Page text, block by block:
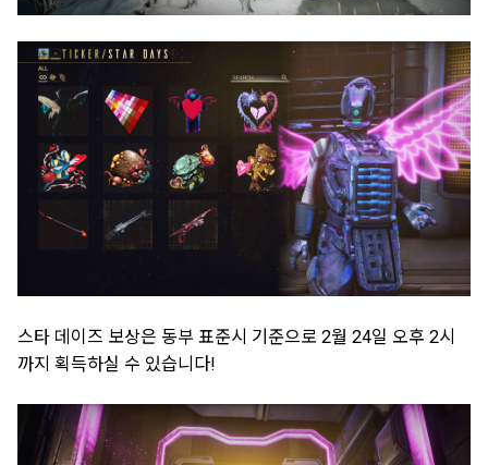
스타 데이즈 보상은 동부 표준시 기준으로 2월 24일 오후 2시
까지 획득하실 수 있습니다!